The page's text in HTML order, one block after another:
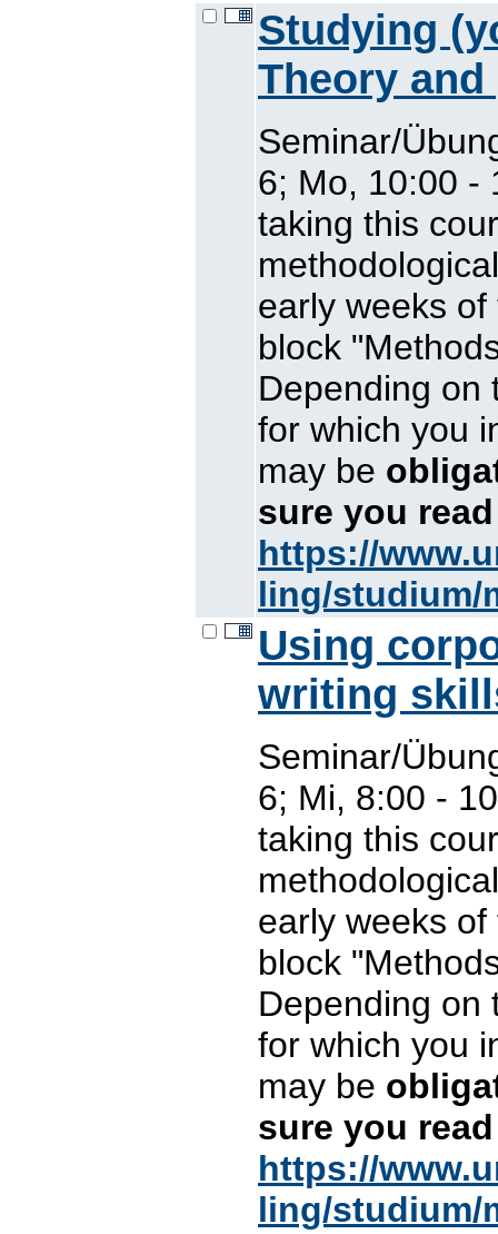
Studying
Theory
Seminar/
6; Mo, 10:00 -
taking this
early weeks
block
Depending on
for which you
may be
sure you
https://
ling/studium/
Using
writing
Seminar/
6; Mi, 8:00 -
taking this
early weeks
block
Depending on
for which you
may be
sure you
https://
ling/studium/